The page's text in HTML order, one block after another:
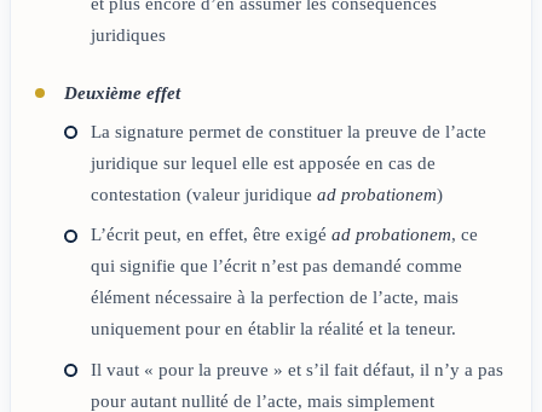
juridiques
Deuxième effet
La signature permet de constituer la preuve de l’acte
juridique sur lequel elle est apposée en cas de
contestation (valeur juridiquead probationem)
L’écrit peut, en effet, être exigéad probationem, ce
qui signifie que l’écrit n’est pas demandé comme
élément nécessaire à la perfection de l’acte, mais
uniquement pour en établir la réalité et la teneur.
Il vaut « pour la preuve » et s’il fait défaut, il n’y a pas
pour autant nullité de l’acte, mais simplement